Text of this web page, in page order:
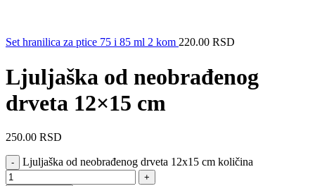
Set hranilica za ptice 75 i 85 ml 2 kom 220.00 RSD
Ljuljaška od neobrađenog
drveta 12×15 cm
250.00 RSD
Ljuljaška od neobrađenog drveta 12x15 cm količina